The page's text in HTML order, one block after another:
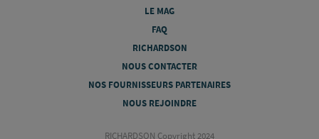
LE MAG
FAQ
RICHARDSON
NOUS CONTACTER
NOS FOURNISSEURS PARTENAIRES
NOUS REJOINDRE
RICHARDSON Copyright 2024